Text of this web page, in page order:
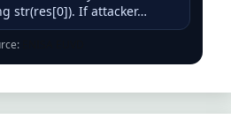
str(res[0]). If attacker…